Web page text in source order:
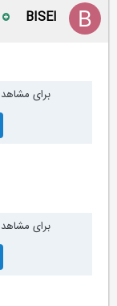
BISEl
برای مشاهده
برای مشاهده